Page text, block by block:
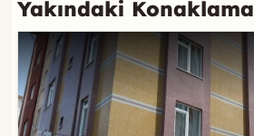
Yakındaki Konaklama